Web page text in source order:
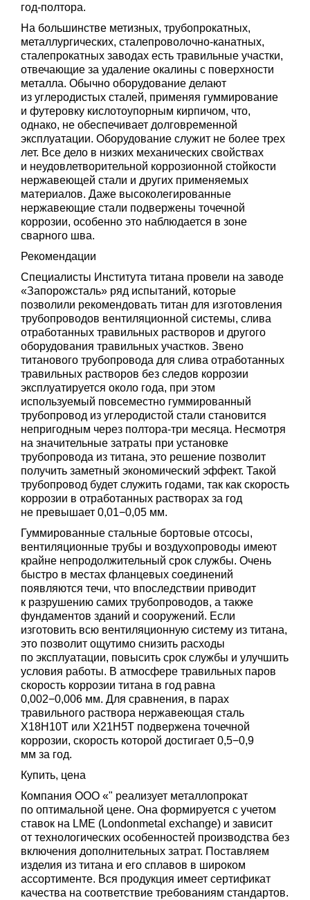
год-полтора.
На большинстве метизных, трубопрокатных,
металлургических, сталепроволочно-канатных,
сталепрокатных заводах есть травильные участки,
отвечающие за удаление окалины с поверхности
металла. Обычно оборудование делают
из углеродистых сталей, применяя гуммирование
и футеровку кислотоупорным кирпичом, что,
однако, не обеспечивает долговременной
эксплуатации. Оборудование служит не более трех
лет. Все дело в низких механических свойствах
и неудовлетворительной коррозионной стойкости
нержавеющей стали и других применяемых
материалов. Даже высоколегированные
нержавеющие стали подвержены точечной
коррозии, особенно это наблюдается в зоне
сварного шва.
Рекомендации
Специалисты Института титана провели на заводе
«Запорожсталь» ряд испытаний, которые
позволили рекомендовать титан для изготовления
трубопроводов вентиляционной системы, слива
отработанных травильных растворов и другого
оборудования травильных участков. Звено
титанового трубопровода для слива отработанных
травильных растворов без следов коррозии
эксплуатируется около года, при этом
используемый повсеместно гуммированный
трубопровод из углеродистой стали становится
непригодным через полтора-три месяца. Несмотря
на значительные затраты при установке
трубопровода из титана, это решение позволит
получить заметный экономический эффект. Такой
трубопровод будет служить годами, так как скорость
коррозии в отработанных растворах за год
не превышает 0,01−0,05 мм.
Гуммированные стальные бортовые отсосы,
вентиляционные трубы и воздухопроводы имеют
крайне непродолжительный срок службы. Очень
быстро в местах фланцевых соединений
появляются течи, что впоследствии приводит
к разрушению самих трубопроводов, а также
фундаментов зданий и сооружений. Если
изготовить всю вентиляционную систему из титана,
это позволит ощутимо снизить расходы
по эксплуатации, повысить срок службы и улучшить
условия работы. В атмосфере травильных паров
скорость коррозии титана в год равна
0,002−0,006 мм. Для сравнения, в парах
травильного раствора нержавеющая сталь
Х18Н10Т или Х21Н5Т подвержена точечной
коррозии, скорость которой достигает 0,5−0,9
мм за год.
Купить, цена
Компания ООО «" реализует металлопрокат
по оптимальной цене. Она формируется с учетом
ставок на LME (Londonmetal exchange) и зависит
от технологических особенностей производства без
включения дополнительных затрат. Поставляем
изделия из титана и его сплавов в широком
ассортименте. Вся продукция имеет сертификат
качества на соответствие требованиям стандартов.